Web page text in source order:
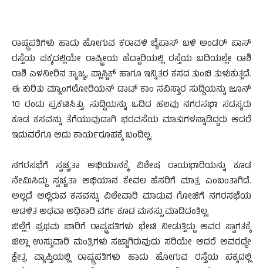
ರಾಷ್ಟ್ರಪತಿಗಳು ಹಾದು ಹೋಗುವ ಕರಾವಳಿ ಬೈಪಾಸ್ ಬಳಿ ಅಂಡರ್ ಪಾಸ್
ರಸ್ತೆಯ ಪಕ್ಕದಲ್ಲಿಯೇ ರಾಷ್ಟ್ರೀಯ ಹೆದ್ದಾರಿಯಲ್ಲಿ ರಸ್ತೆಯ ಬದಿಯಲ್ಲೇ ರಾಶಿ
ರಾಶಿ ಎಳನೀರಿನ ತ್ಯಾಜ್ಯ, ಪ್ಲಾಸ್ಟಿಕ್ ಹಾಗೂ ಇನ್ನಿತರ ಕಸದ ತುಂಬಿ ತುಳುಕುತ್ತದೆ.
ಈ ಕುರಿತು ಮ್ಯಾಂಗಲೋರಿಯನ್ ಡಾಟ್ ಕಾಂ ಸವಿಸ್ತಾರ ಸುದ್ದಿಯನ್ನು ಜೂನ್
10 ರಂದು ಪ್ರಕಟಿಸಿತ್ತು. ಸುದ್ದಿಯನ್ನು ಒದಿದ ಹಲವು ನಗರಸಭಾ ಸದಸ್ಯರು
ಕೂಡ ಕಸವನ್ನು ತೆಗೆಯುವುದಾಗಿ ಭರವಸೆಯ ಮಾತುಗಳನ್ನಾಡಿದ್ದರು ಆದರೆ
ಇದುವರೆಗೂ ಅದು ಕಾರ್ಯರೂಪಕ್ಕೆ ಬಂದಿಲ್ಲ.
ನಗರಸಭೆಗೆ ಸ್ವಚ್ಚತಾ ಅಭಿಯಾನಕ್ಕೆ ವಿಶೇಷ ರಾಯಭಾರಿಯನ್ನು ಕೂಡ
ನೇಮಿಸಿದ್ದು ಸ್ವಚ್ಚತಾ ಅಭಿಯಾನ ಕೇವಲ ಹೆಸರಿಗೆ ಮಾತ್ರ ಎಂಬಂತಾಗಿದೆ.
ಅಲ್ಲದೆ ಅಲ್ಲಿರುವ ಕಸವನ್ನು ವಿಲೇವಾರಿ ಮಾಡುವ ಗೋಜಿಗೆ ನಗರಸಭೆಯ
ಆಡಳಿತ ಅಥವಾ ಅಧಿಕಾರಿ ವರ್ಗ ಕೂಡ ಮನಸ್ಸು ಮಾಡಿದಂತಿಲ್ಲ.
ಜಿಲ್ಲೆಗೆ ಪ್ರಥಮ ಬಾರಿಗೆ ರಾಷ್ಟ್ರಪತಿಗಳು ಭೇಟಿ ನೀಡುತ್ತಿದ್ದು ಅವರ ಸ್ವಾಗತಕ್ಕೆ
ಜಿಲ್ಲಾ ಉಸ್ತುವಾರಿ ಮಂತ್ರಿಗಳು ಸಜ್ಜಾಗಿರುವುದು ಸರಿಯೇ ಆದರೆ ಅವರದ್ದೇ
ಕ್ಷೇತ್ರ ವ್ಯಾಪ್ತಿಯಲ್ಲಿ ರಾಷ್ಟ್ರಪತಿಗಳು ಹಾದು ಹೋಗುವ ರಸ್ತೆಯ ಪಕ್ಕದಲ್ಲಿ